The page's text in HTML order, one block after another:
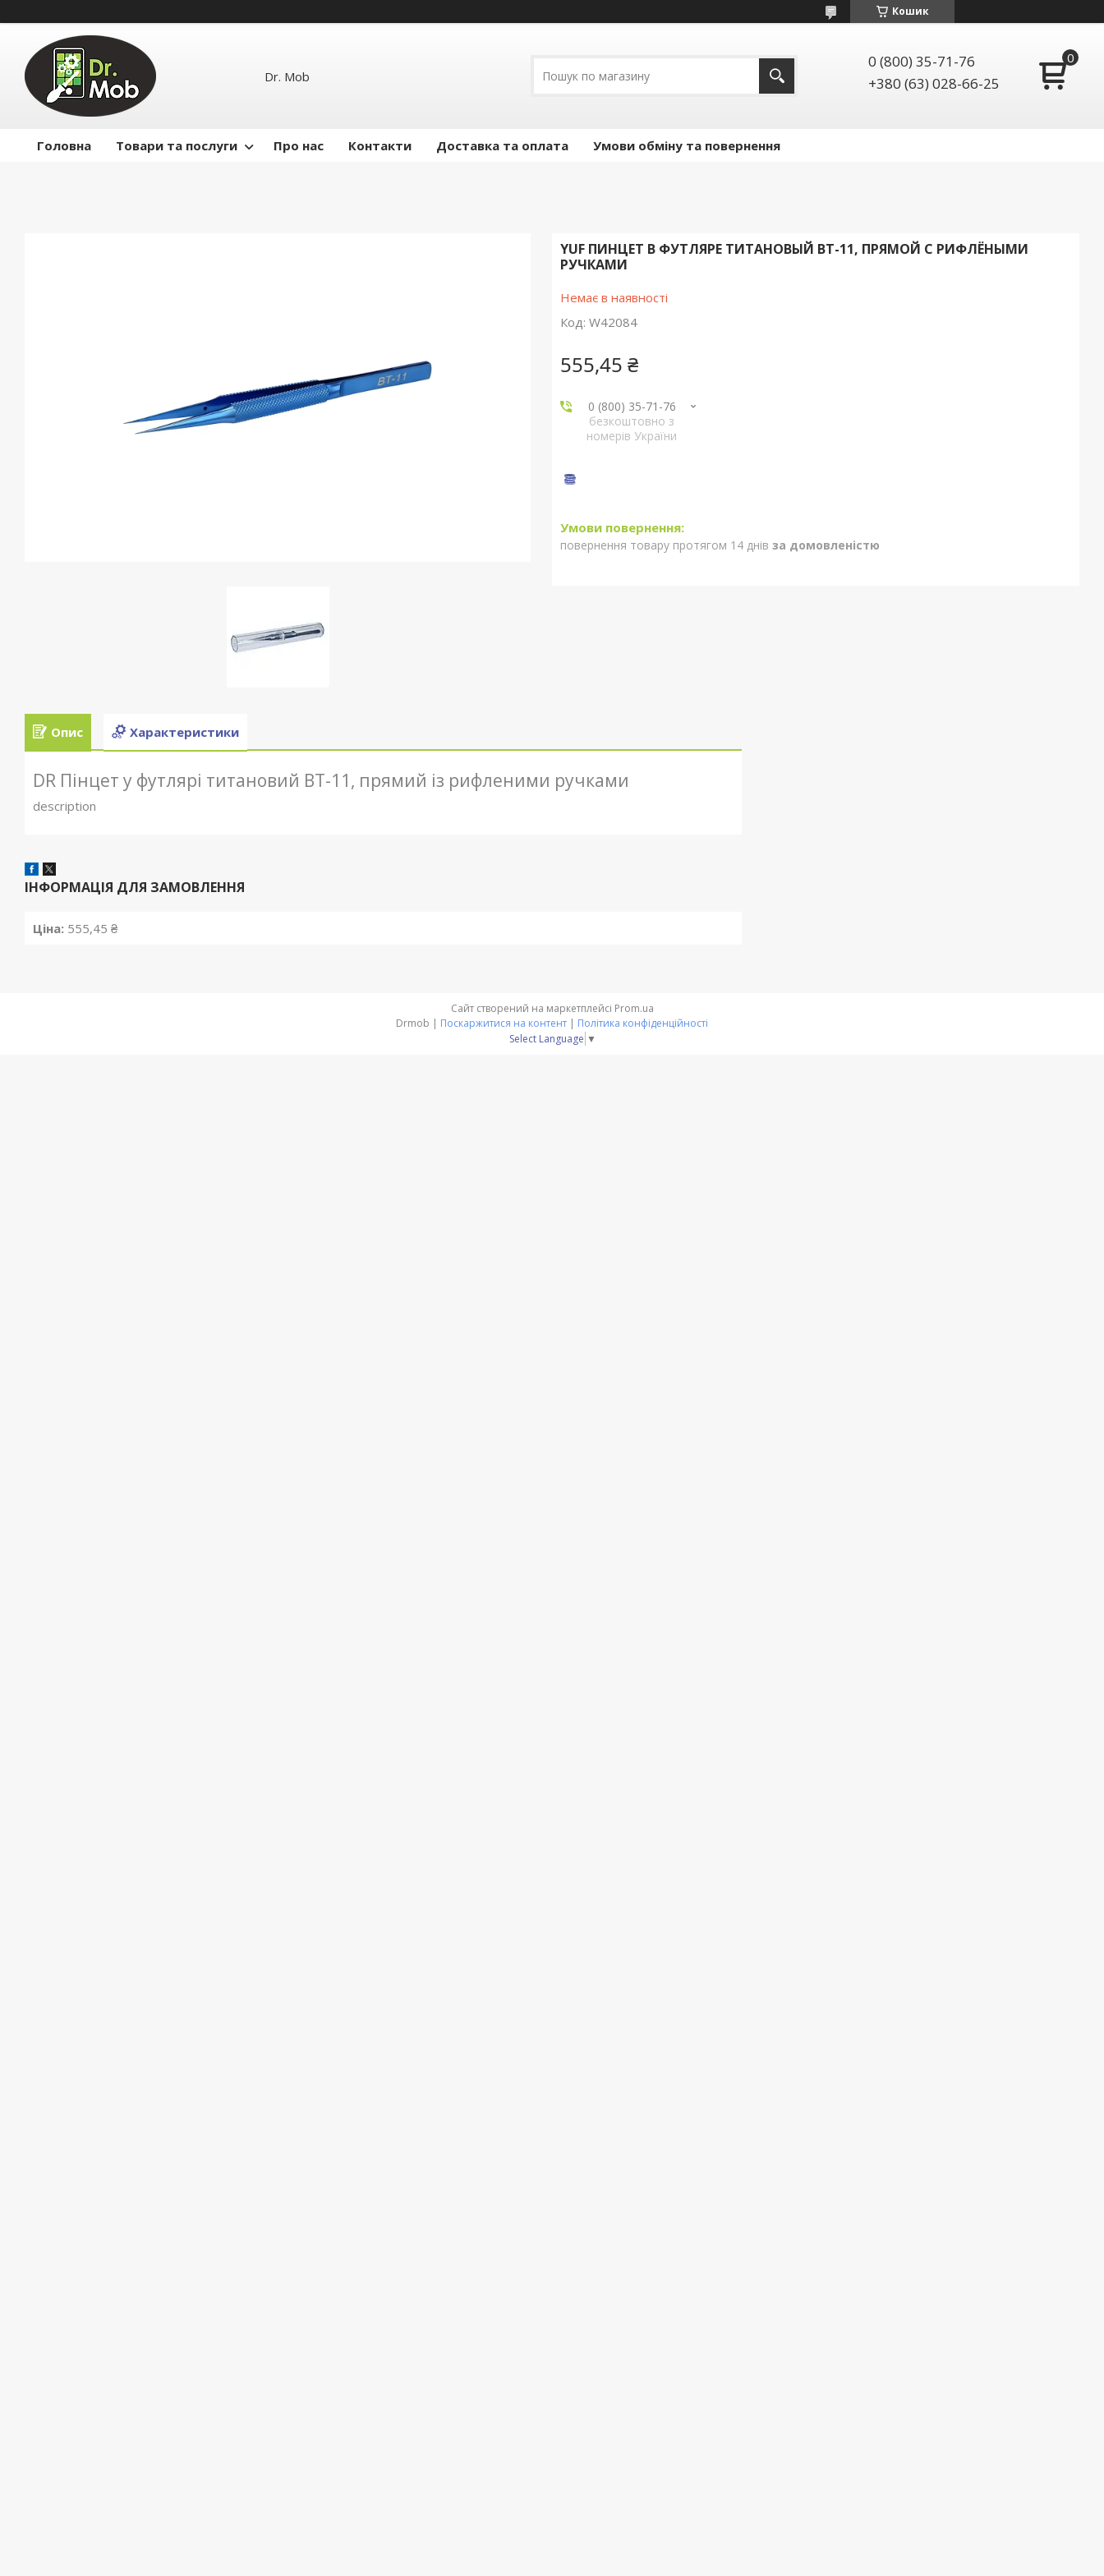
Кошик
Dr. Mob
0 (800) 35-71-76
+380 (63) 028-66-25
Головна Товари та послуги Про нас Контакти Доставка та оплата Умови обміну та повернення
YUF ПИНЦЕТ В ФУТЛЯРЕ ТИТАНОВЫЙ BT-11, ПРЯМОЙ С РИФЛЁНЫМИ
РУЧКАМИ
Немає в наявності
Код: W42084
555,45 ₴
0 (800) 35-71-76
безкоштовно з
номерів України
повернення товару протягом 14 днів за домовленістю
Опис Характеристики
DR Пінцет у футлярі титановий BT-11, прямий із рифленими ручками
description
ІНФОРМАЦІЯ ДЛЯ ЗАМОВЛЕННЯ
Ціна: 555,45 ₴
Сайт створений на маркетплейсі Prom.ua
Поскаржитися на контент
Політика конфіденційності
Select Language ▼